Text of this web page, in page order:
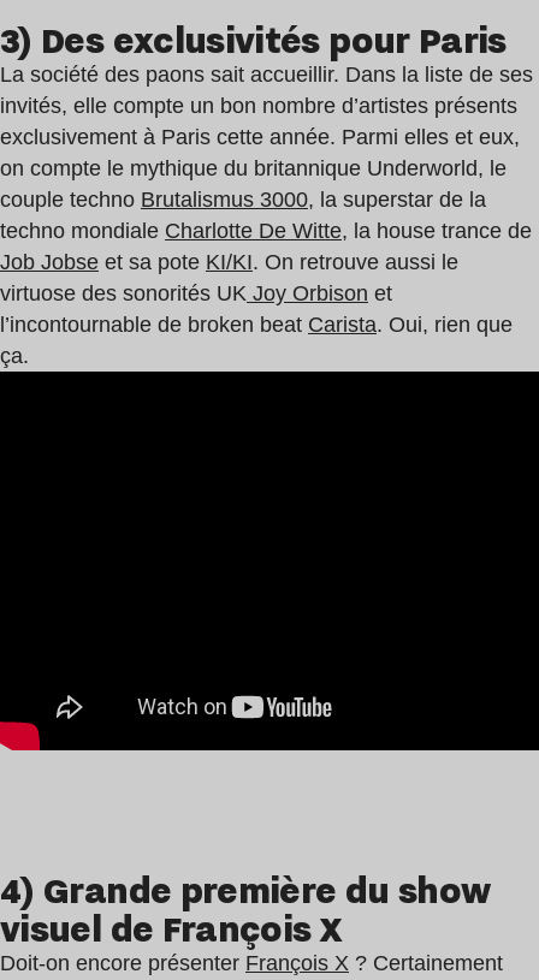
3) Des exclusivités pour Paris
La société des paons sait accueillir. Dans la liste de ses
invités, elle compte un bon nombre d’artistes présents
exclusivement à Paris cette année. Parmi elles et eux,
on compte le mythique du britannique Underworld, le
couple techno Brutalismus 3000, la superstar de la
techno mondiale Charlotte De Witte, la house trance de
Job Jobse et sa pote KI/KI. On retrouve aussi le
virtuose des sonorités UK Joy Orbison et
l’incontournable de broken beat Carista. Oui, rien que
ça.
4) Grande première du show
visuel de François X
Doit-on encore présenter François X ? Certainement